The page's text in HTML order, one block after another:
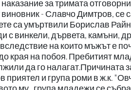
за тримата
- Славчо Димтров, се
са умъртвили Борислав
с винкели, дървета, камъни,
на които мъжът е
края на побоя. Пребитият
да го налагат.Причината
и група роми в ж.к.